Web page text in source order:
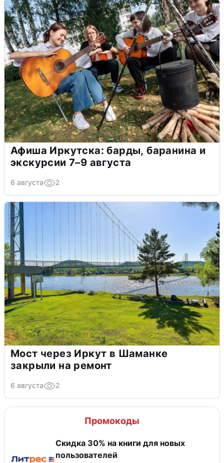
Афиша Иркутска: барды, баранина и
экскурсии 7–9 августа
6 августа 2
Мост через Иркут в Шаманке
закрыли на ремонт
6 августа 2
Промокоды
Скидка 30% на книги для новых
пользователей